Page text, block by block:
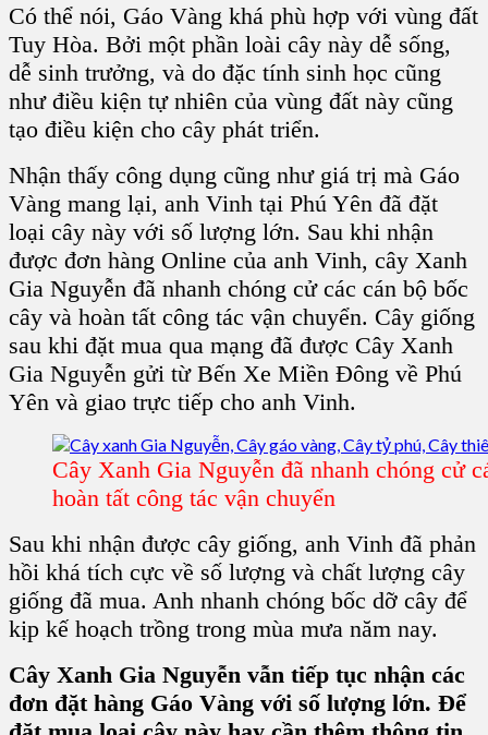
Có thể nói, Gáo Vàng khá phù hợp với vùng đất
Tuy Hòa. Bởi một phần loài cây này dễ sống,
dễ sinh trưởng, và do đặc tính sinh học cũng
như điều kiện tự nhiên của vùng đất này cũng
tạo điều kiện cho cây phát triển.
Nhận thấy công dụng cũng như giá trị mà Gáo
Vàng mang lại, anh Vinh tại Phú Yên đã đặt
loại cây này với số lượng lớn. Sau khi nhận
được đơn hàng Online của anh Vinh, cây Xanh
Gia Nguyễn đã nhanh chóng cử các cán bộ bốc
cây và hoàn tất công tác vận chuyển. Cây giống
sau khi đặt mua qua mạng đã được Cây Xanh
Gia Nguyễn gửi từ Bến Xe Miền Đông về Phú
Yên và giao trực tiếp cho anh Vinh.
Cây Xanh Gia Nguyễn đã nhanh chóng cử
hoàn tất công tác vận chuyển
Sau khi nhận được cây giống, anh Vinh đã phản
hồi khá tích cực về số lượng và chất lượng cây
giống đã mua. Anh nhanh chóng bốc dỡ cây để
kịp kế hoạch trồng trong mùa mưa năm nay.
Cây Xanh Gia Nguyễn vẫn tiếp tục nhận các
đơn đặt hàng Gáo Vàng với số lượng lớn. Để